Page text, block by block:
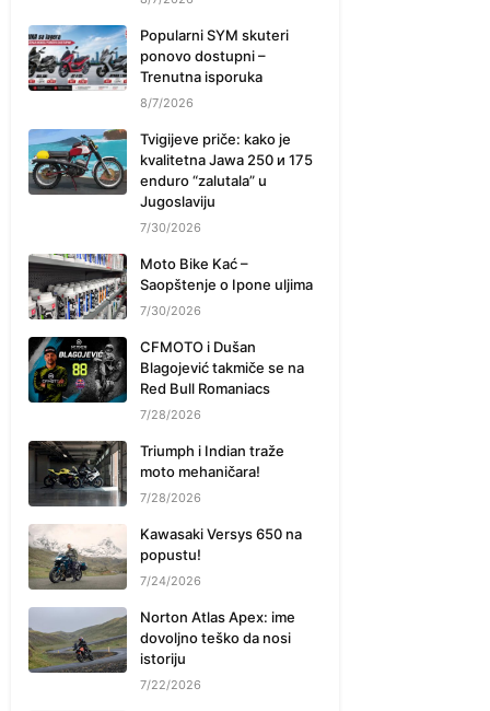
Popularni SYM skuteri
ponovo dostupni –
Trenutna isporuka
8/7/2026
Tvigijeve priče: kako je
kvalitetna Jawa 250 и 175
enduro “zalutala” u
Jugoslaviju
7/30/2026
Moto Bike Kać –
Saopštenje o Ipone uljima
7/30/2026
CFMOTO i Dušan
Blagojević takmiče se na
Red Bull Romaniacs
7/28/2026
Triumph i Indian traže
moto mehaničara!
7/28/2026
Kawasaki Versys 650 na
popustu!
7/24/2026
Norton Atlas Apex: ime
dovoljno teško da nosi
istoriju
7/22/2026